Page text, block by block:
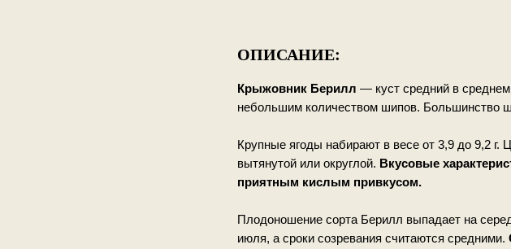
ОПИСАНИЕ:
Крыжовник Берилл — куст средний в
небольшим количеством шипов. Большинство
Крупные ягоды набирают в весе от 3,9 до 9,2
вытянутой или округлой. Вкусовые
приятным кислым привкусом.
Плодоношение сорта Берилл выпадает на
июля, а сроки созревания считаются средними.